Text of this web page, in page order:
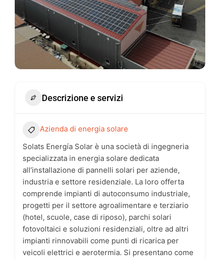
Descrizione e servizi
Azienda di energia solare
Solats Energía Solar è una società di ingegneria
specializzata in energia solare dedicata
all’installazione di pannelli solari per aziende,
industria e settore residenziale. La loro offerta
comprende impianti di autoconsumo industriale,
progetti per il settore agroalimentare e terziario
(hotel, scuole, case di riposo), parchi solari
fotovoltaici e soluzioni residenziali, oltre ad altri
impianti rinnovabili come punti di ricarica per
veicoli elettrici e aerotermia. Si presentano come